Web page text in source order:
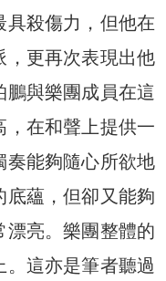
具殺傷力，但他在
，更再次表現出他
與樂團成員在這
，在和聲上提供一
奏能夠隨心所欲地
底蘊，但卻又能夠
漂亮。樂團整體的
這亦是筆者聽過